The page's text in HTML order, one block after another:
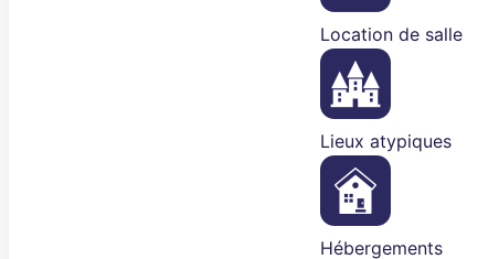
Location de salle
Lieux atypiques
Hébergements